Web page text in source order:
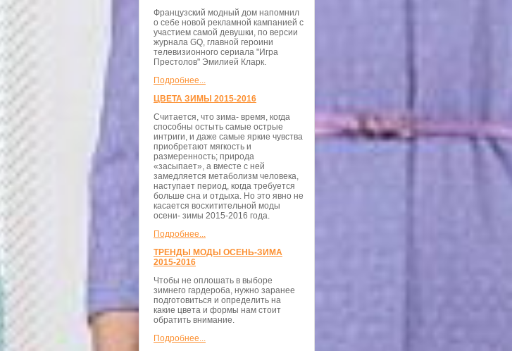
Французский модный дом напомнил
о себе новой рекламной кампанией с
участием самой девушки, по версии
журнала GQ, главной героини
телевизионного сериала "Игра
Престолов" Эмилией Кларк.
Подробнее...
ЦВЕТА ЗИМЫ 2015-2016
Считается, что зима- время, когда
способны остыть самые острые
интриги, и даже самые яркие чувства
приобретают мягкость и
размеренность; природа
«засыпает», а вместе с ней
замедляется метаболизм человека,
наступает период, когда требуется
больше сна и отдыха. Но это явно не
касается восхитительной моды
осени- зимы 2015-2016 года.
Подробнее...
ТРЕНДЫ МОДЫ ОСЕНЬ-ЗИМА
2015-2016
Чтобы не оплошать в выборе
зимнего гардероба, нужно заранее
подготовиться и определить на
какие цвета и формы нам стоит
обратить внимание.
Подробнее...